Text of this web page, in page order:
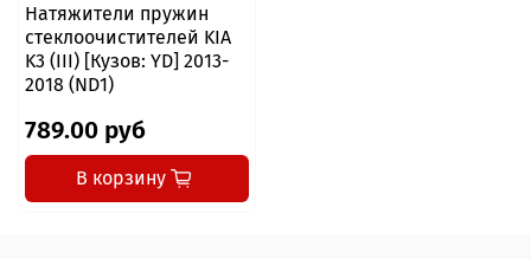
Натяжители пружин
стеклоочистителей KIA
K3 (III) [Кузов: YD] 2013-
2018 (ND1)
789.00 руб
В корзину